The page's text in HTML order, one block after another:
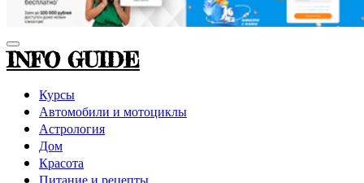
INFO GUIDE
Курсы
Автомобили и мотоциклы
Астрология
Дом
Красота
Питание и рецепты